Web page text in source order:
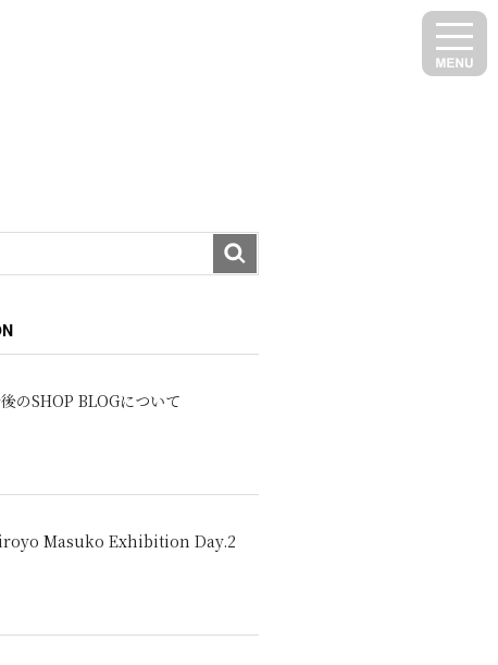
のSHOP BLOGについて
Masuko Exhibition Day.2